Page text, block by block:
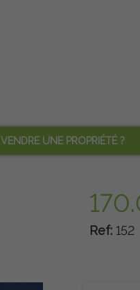
VENDRE UNE PROPRIÉTÉ ?
Ref: 152